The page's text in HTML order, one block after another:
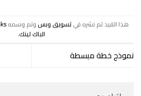
هذا القيد تم نشره فيتسويق وبسوتم وسمه
الباك لينك.
نموذج خطة مبسطة